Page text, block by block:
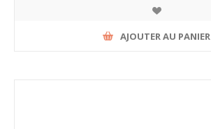
AJOUTER AU PANIER